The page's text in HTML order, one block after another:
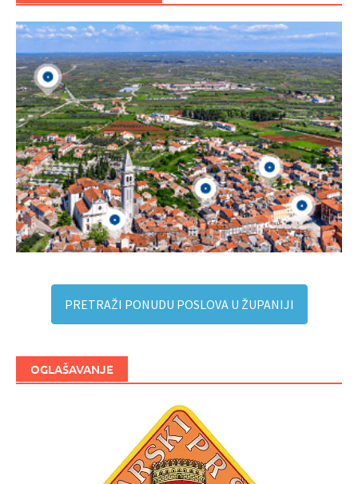
PRETRAŽI PONUDU POSLOVA U ŽUPANIJI
OGLAŠAVANJE